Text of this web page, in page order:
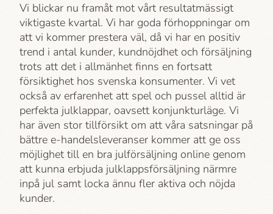
Vi blickar nu framåt mot vårt resultatmässigt
viktigaste kvartal. Vi har goda förhoppningar om
att vi kommer prestera väl, då vi har en positiv
trend i antal kunder, kundnöjdhet och försäljning
trots att det i allmänhet finns en fortsatt
försiktighet hos svenska konsumenter. Vi vet
också av erfarenhet att spel och pussel alltid är
perfekta julklappar, oavsett konjunkturläge. Vi
har även stor tillförsikt om att våra satsningar på
bättre e-handelsleveranser kommer att ge oss
möjlighet till en bra julförsäljning online genom
att kunna erbjuda julklappsförsäljning närmre
inpå jul samt locka ännu fler aktiva och nöjda
kunder.